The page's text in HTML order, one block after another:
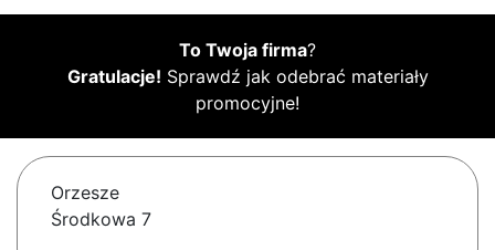
To Twoja firma?
Gratulacje! Sprawdź jak odebrać materiały
promocyjne!
Orzesze
Środkowa 7